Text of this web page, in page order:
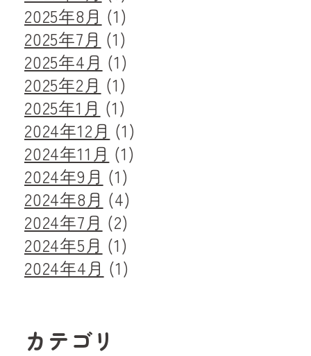
2025年8月 (1)
2025年7月 (1)
2025年4月 (1)
2025年2月 (1)
2025年1月 (1)
2024年12月 (1)
2024年11月 (1)
2024年9月 (1)
2024年8月 (4)
2024年7月 (2)
2024年5月 (1)
2024年4月 (1)
カテゴリ